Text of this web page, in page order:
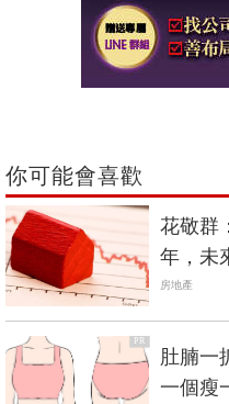
你可能會喜歡
花敬群
年，未
房地產
PR
肚腩一
一個瘦